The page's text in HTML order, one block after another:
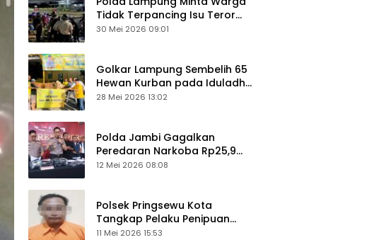
Tidak Terpancing Isu Teror
Pocong Palsu, Patroli
30 Mei 2026 09:01
Golkar Lampung Sembelih 65
Hewan Kurban pada Iduladha
1447 Hijriah
28 Mei 2026 13:02
Polda Jambi Gagalkan
Peredaran Narkoba Rp25,9
Miliar, Empat Tersangka
12 Mei 2026 08:08
Polsek Pringsewu Kota
Tangkap Pelaku Penipuan
Mobil, Sempat Kabur ke Jambi
11 Mei 2026 15:53